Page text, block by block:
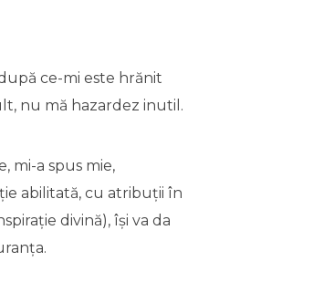
ce-mi este hrănit
nu mă hazardez inutil.
mi-a spus mie,
abilitată, cu atribuții în
divină), își va da